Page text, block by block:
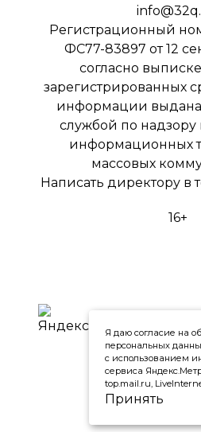
Регистрационный
ФС77-83897 от 12
согласно
зарегистрированных
информации
службой по надзору
информационных
массовых
Написать директору в
16+
Я даю согласие на
персональных
с использованием
сервиса
top.mail.ru,
Принять